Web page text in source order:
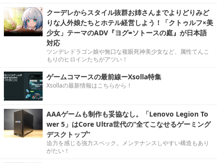
クーデレからスタイル抜群お姉さんまでよりどりみど
りな人外娘たちとホテル経営しよう！「クトゥルフ×美
少女」テーマのADV『ヨグ=ソトースの庭』が日本語
対応
ツンデレドラゴン娘や無口な複眼死神美少女など、属性てんこ
もりのヒロインたちがアツい！
ゲームコマースの最前線ーXsolla特集
Xsollaの最新情報はこちらから！
AAAゲームも制作も妥協なし。「Lenovo Legion To
wer 5」はCore Ultra世代の“全てこなせるゲーミング
デスクトップ”
迫力を感じる強力スペック。メンテナンスしやすい構造もあり
がたい！